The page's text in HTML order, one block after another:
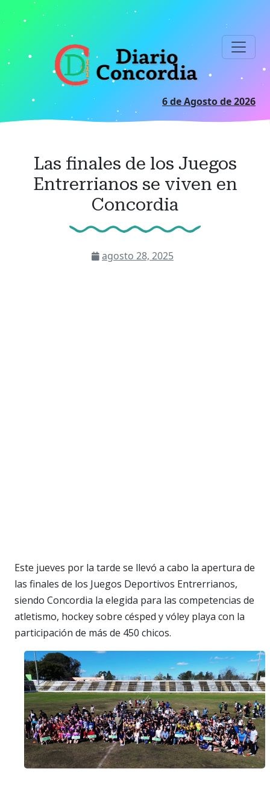
al
principal
6 de Agosto de 2026
Las finales de los Juegos
Entrerrianos se viven en
Concordia
agosto 28, 2025
Este jueves por la tarde se llevó a cabo la apertura de
las finales de los Juegos Deportivos Entrerrianos,
siendo Concordia la elegida para las competencias de
atletismo, hockey sobre césped y vóley playa con la
participación de más de 450 chicos.